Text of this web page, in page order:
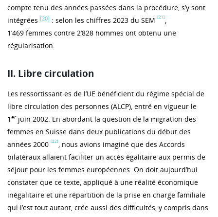
compte tenu des années passées dans la procédure, s’y sont
intégrées [20] : selon les chiffres 2023 du SEM [21] ,
1’469 femmes contre 2’828 hommes ont obtenu une
régularisation.
II. Libre circulation
Les ressortissant·es de l’UE bénéficient du régime spécial de
libre circulation des personnes (ALCP), entré en vigueur le
1 erjuin 2002. En abordant la question de la migration des
femmes en Suisse dans deux publications du début des
années 2000 [22] , nous avions imaginé que des Accords
bilatéraux allaient faciliter un accès égalitaire aux permis de
séjour pour les femmes européennes. On doit aujourd’hui
constater que ce texte, appliqué à une réalité économique
inégalitaire et une répartition de la prise en charge familiale
qui l’est tout autant, crée aussi des difficultés, y compris dans